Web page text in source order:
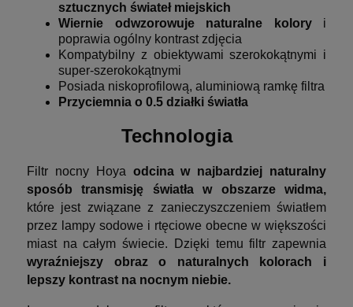
sztucznych świateł miejskich
Wiernie odwzorowuje naturalne koloryi
poprawia ogólny kontrast zdjęcia
Kompatybilny z obiektywami szerokokątnymi i
super-szerokokątnymi
Posiada niskoprofilową, aluminiową ramkę filtra
Przyciemnia o 0.5 działki światła
Technologia
Filtr nocny Hoyaodcina w najbardziej naturalny
sposób transmisję światła w obszarze widma,
które jest związane z zanieczyszczeniem światłem
przez lampy sodowe i rtęciowe obecne w większości
miast na całym świecie. Dzięki temu filtr zapewnia
wyraźniejszy obraz o naturalnych kolorach i
lepszy kontrast na nocnym niebie.